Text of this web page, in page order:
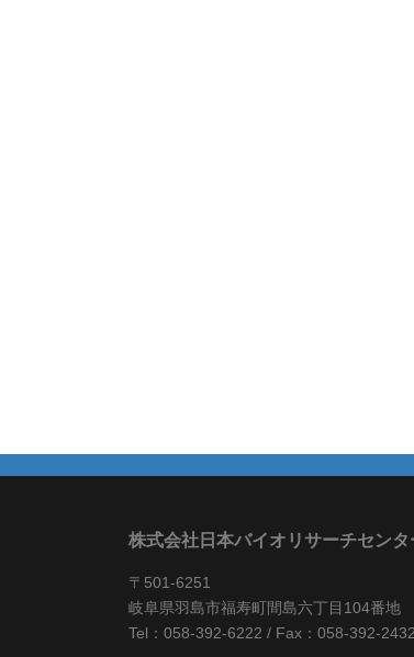
株式会社日本バイオリサーチセンタ
〒501-6251
岐阜県羽島市福寿町間島六丁目104番地
Tel：058-392-6222 / Fax：058-392-2432